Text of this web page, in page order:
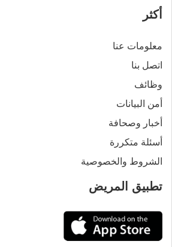
أكثر
معلومات عنا
اتصل بنا
وظائف
أمن البيانات
أخبار وصحافة
أسئلة متكررة
الشروط والخصوصية
تطبيق المريض